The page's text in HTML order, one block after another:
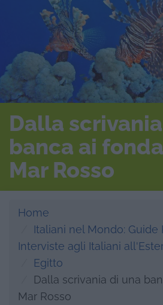
Dalla
banca ai
Mar Rosso
Home
Italiani nel Mondo: Guide
Interviste agli Italiani
Egitto
Dalla scrivania di una
Mar Rosso